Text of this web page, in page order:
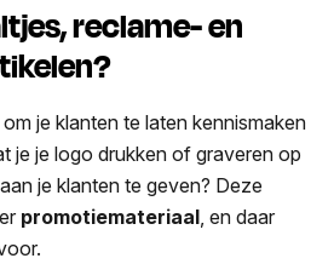
reclame- en
je klanten te laten kennismaken
je je logo drukken of graveren op
je klanten te geven? Deze
promotiemateriaal , en daar